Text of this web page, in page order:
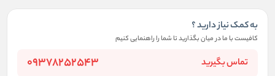
به کمک نیاز دارید ؟
کافیست با ما در میان بگذارید تا شما را راهنمایی کنیم
تماس بگیرید 09378252543